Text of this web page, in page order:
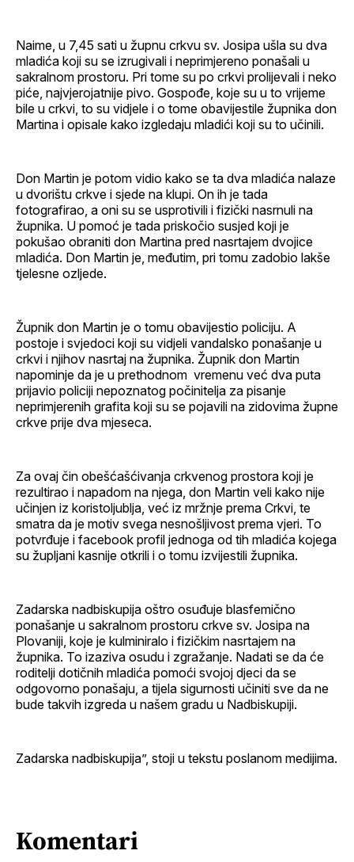
Naime, u 7,45 sati u župnu crkvu sv. Josipa ušla su dva
mladića koji su se izrugivali i neprimjereno ponašali u
sakralnom prostoru. Pri tome su po crkvi prolijevali i neko
piće, najvjerojatnije pivo. Gospođe, koje su u to vrijeme
bile u crkvi, to su vidjele i o tome obavijestile župnika don
Martina i opisale kako izgledaju mladići koji su to učinili.
Don Martin je potom vidio kako se ta dva mladića nalaze
u dvorištu crkve i sjede na klupi. On ih je tada
fotografirao, a oni su se usprotivili i fizički nasrnuli na
župnika. U pomoć je tada priskočio susjed koji je
pokušao obraniti don Martina pred nasrtajem dvojice
mladića. Don Martin je, međutim, pri tomu zadobio lakše
tjelesne ozljede.
Župnik don Martin je o tomu obavijestio policiju. A
postoje i svjedoci koji su vidjeli vandalsko ponašanje u
crkvi i njihov nasrtaj na župnika. Župnik don Martin
napominje da je u prethodnom vremenu već dva puta
prijavio policiji nepoznatog počinitelja za pisanje
neprimjerenih grafita koji su se pojavili na zidovima župne
crkve prije dva mjeseca.
Za ovaj čin obešćašćivanja crkvenog prostora koji je
rezultirao i napadom na njega, don Martin veli kako nije
učinjen iz koristoljublja, već iz mržnje prema Crkvi, te
smatra da je motiv svega nesnošljivost prema vjeri. To
potvrđuje i facebook profil jednoga od tih mladića kojega
su župljani kasnije otkrili i o tomu izvijestili župnika.
Zadarska nadbiskupija oštro osuđuje blasfemično
ponašanje u sakralnom prostoru crkve sv. Josipa na
Plovaniji, koje je kulminiralo i fizičkim nasrtajem na
župnika. To izaziva osudu i zgražanje. Nadati se da će
roditelji dotičnih mladića pomoći svojoj djeci da se
odgovorno ponašaju, a tijela sigurnosti učiniti sve da ne
bude takvih izgreda u našem gradu u Nadbiskupiji.
Zadarska nadbiskupija”, stoji u tekstu poslanom medijima.
Komentari